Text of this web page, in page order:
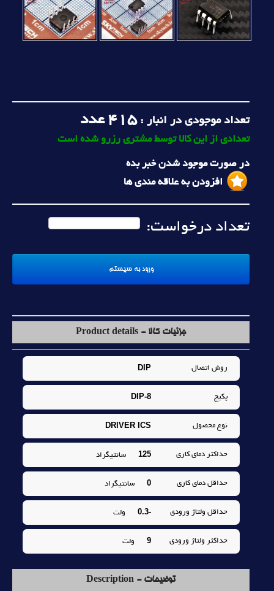
تعداد موجودی در انبار :415 عدد
تعدادی از این کالا توسط مشتری رزرو شده است
در صورت موجود شدن خبر بده
افزودن به علاقه مندی ها
تعداد درخواست:
جزئیات کالا - Product details
روش اتصال DIP
پکيج DIP-8
نوع محصول DRIVER ICS
حداکثر دماي کاري 125 سانتيگراد
حداقل دماي کاري 0 سانتيگراد
حداقل ولتاژ ورودي -0.3 ولت
حداکثر ولتاژ ورودي 9 ولت
توضیحات - Description